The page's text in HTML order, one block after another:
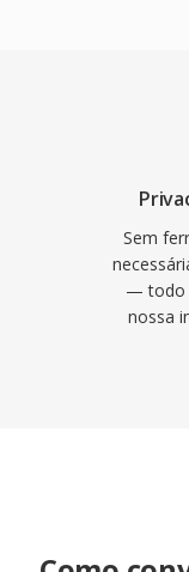
Sem
— todo
nossa